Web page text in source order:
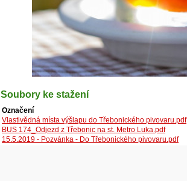
Soubory ke stažení
Označení
Vlastivědná místa výšlapu do Třebonického pivovaru.pdf
BUS 174_Odjezd z Třebonic na st. Metro Luka.pdf
15.5.2019 - Pozvánka - Do Třebonického pivovaru.pdf